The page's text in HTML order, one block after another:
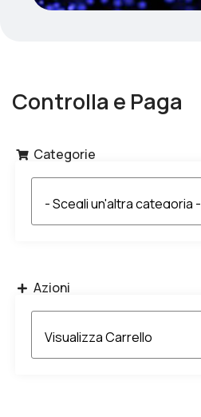
Controlla e Paga
Categorie
Azioni